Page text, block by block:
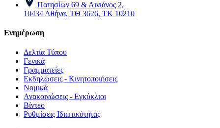
Πατησίων 69 & Αινιάνος 2,
10434 Αθήνα, ΤΘ 3626, ΤΚ 10210
Ενημέρωση
Δελτία Τύπου
Γενικά
Γραμματείες
Εκδηλώσεις - Κινητοποιήσεις
Νομικά
Ανακοινώσεις - Εγκύκλιοι
Βίντεο
Ρυθμίσεις Ιδιωτικότητας